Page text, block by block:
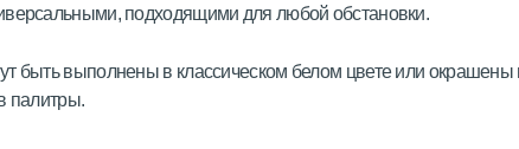
подходящими для любой обстановки.
быть выполнены в классическом белом цвете или окрашены
палитры.